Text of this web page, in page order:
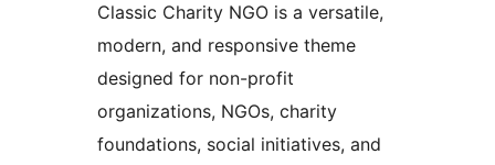
Classic Charity NGO is a versatile,
modern, and responsive theme
designed for non-profit
organizations, NGOs, charity
foundations, social initiatives, and